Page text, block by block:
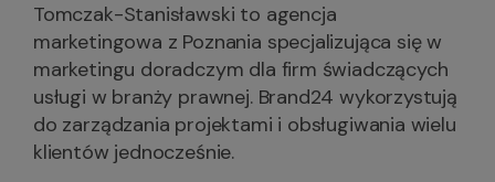
Tomczak-Stanisławski to agencja
marketingowa z Poznania specjalizująca się w
marketingu doradczym dla firm świadczących
usługi w branży prawnej. Brand24 wykorzystują
do zarządzania projektami i obsługiwania wielu
klientów jednocześnie.